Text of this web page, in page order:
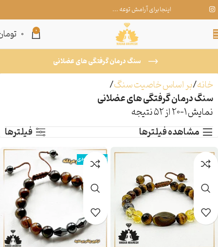
اینجا برای آرامش توعه ...
0
0
سنگ درمان گرفتگی های عضلانی
خانه بر اساس خاصیت سنگ
سنگ درمان گرفتگی های عضلانی
نمایش 1–20 از 52 نتیجه
مشاهده فیلترها
فیلترها
اتمام موجودی